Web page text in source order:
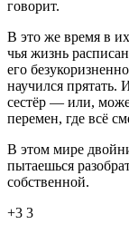
говорит.
В это же время в
чья жизнь
его
научился прятать.
сестёр — или,
перемен, где всё
В этом мире
пытаешься
собственной.
+3 3